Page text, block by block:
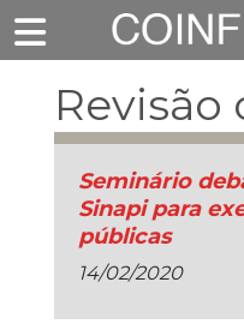
Revisão
Seminário
Sinapi para
públicas
14/02/2020